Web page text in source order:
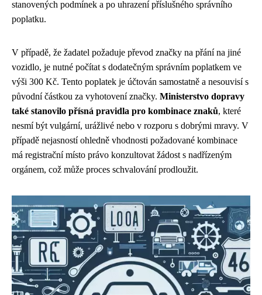
stanovených podmínek a po uhrazení příslušného správního
poplatku.
V případě, že žadatel požaduje převod značky na přání na jiné
vozidlo, je nutné počítat s dodatečným správním poplatkem ve
výši 300 Kč. Tento poplatek je účtován samostatně a nesouvisí s
původní částkou za vyhotovení značky. Ministerstvo dopravy
také stanovilo přísná pravidla pro kombinace znaků, které
nesmí být vulgární, urážlivé nebo v rozporu s dobrými mravy. V
případě nejasností ohledně vhodnosti požadované kombinace
má registrační místo právo konzultovat žádost s nadřízeným
orgánem, což může proces schvalování prodloužit.